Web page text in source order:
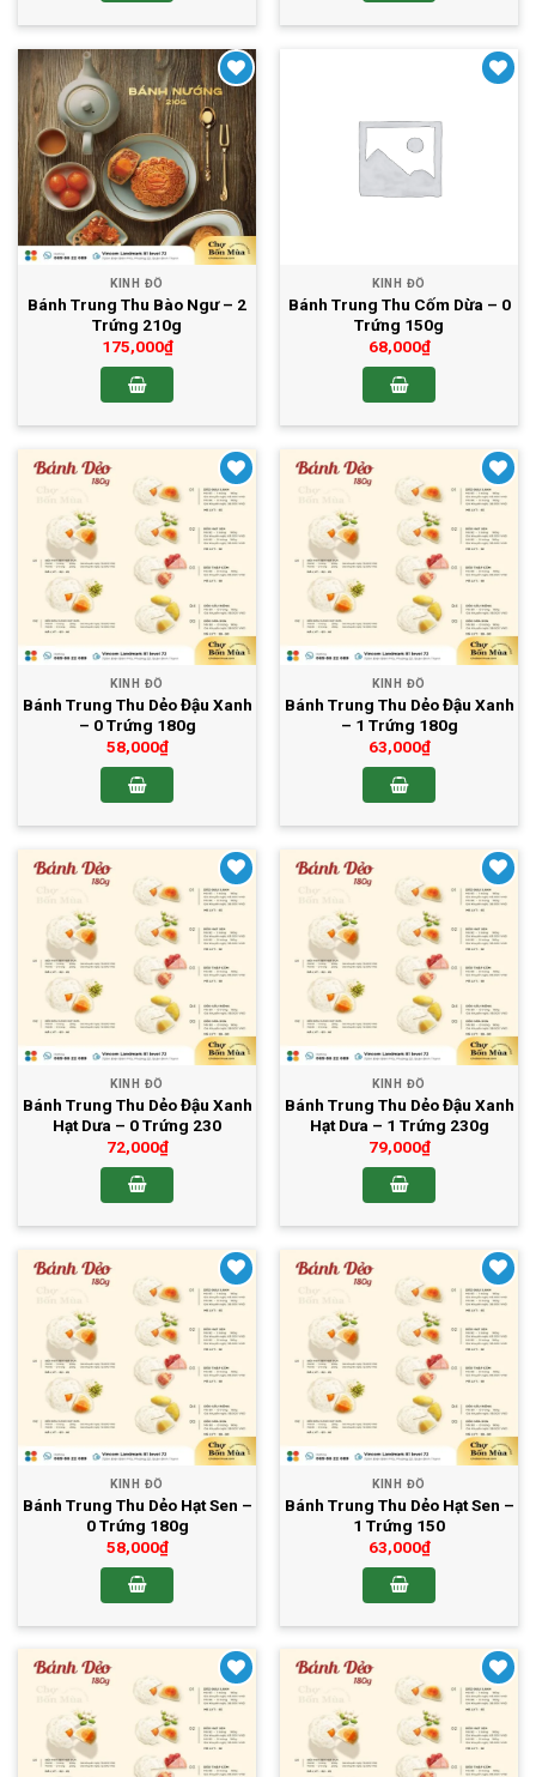
Yêu thích
KINH ĐÔ
Bánh Trung Thu Bào Ngư – 2
Trứng 210g
175,000₫
KINH ĐÔ
Bánh Trung Thu Cốm Dừa – 0
Trứng 150g
68,000₫
Yêu thích
KINH ĐÔ
Bánh Trung Thu Dẻo Đậu Xanh
– 0 Trứng 180g
58,000₫
Yêu thích
KINH ĐÔ
Bánh Trung Thu Dẻo Đậu Xanh
– 1 Trứng 180g
63,000₫
Yêu thích
KINH ĐÔ
Bánh Trung Thu Dẻo Đậu Xanh
Hạt Dưa – 0 Trứng 230
72,000₫
Yêu thích
KINH ĐÔ
Bánh Trung Thu Dẻo Đậu Xanh
Hạt Dưa – 1 Trứng 230g
79,000₫
Yêu thích
KINH ĐÔ
Bánh Trung Thu Dẻo Hạt Sen –
0 Trứng 180g
58,000₫
Yêu thích
KINH ĐÔ
Bánh Trung Thu Dẻo Hạt Sen –
1 Trứng 150
63,000₫
Yêu thích Yêu thích